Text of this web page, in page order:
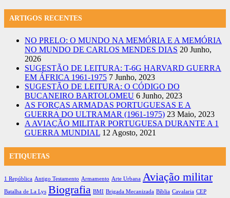
ARTIGOS RECENTES
NO PRELO: O MUNDO NA MEMÓRIA E A MEMÓRIA
NO MUNDO DE CARLOS MENDES DIAS 20 Junho,
2026
SUGESTÃO DE LEITURA: T-6G HARVARD GUERRA
EM ÁFRICA 1961-1975 7 Junho, 2023
SUGESTÃO DE LEITURA: O CÓDIGO DO
BUCANEIRO BARTOLOMEU 6 Junho, 2023
AS FORÇAS ARMADAS PORTUGUESAS E A
GUERRA DO ULTRAMAR (1961-1975) 23 Maio, 2023
A AVIAÇÃO MILITAR PORTUGUESA DURANTE A 1
GUERRA MUNDIAL 12 Agosto, 2021
ETIQUETAS
1 República Antigo Testamento Armamento Arte Urbana Aviação militar
Batalha de La Lys Biografia BMI Brigada Mecanizada Bíblia Cavalaria CEP